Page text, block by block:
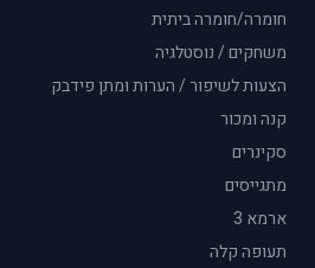
חומרה/חומרה ביתית
משחקים / נוסטלגיה
הצעות לשיפור / הערות ומתן פידבק
קנה ומכור
סקינרים
מתגייסים
ארמא 3
תעופה קלה